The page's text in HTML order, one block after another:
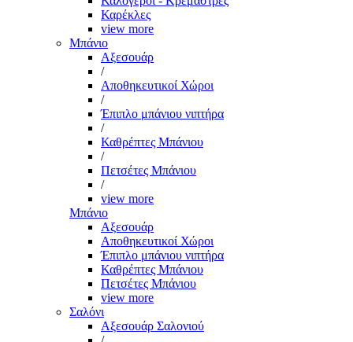
Καρέκλες
view more
Μπάνιο
Αξεσουάρ
/
Αποθηκευτικοί Χώροι
/
Έπιπλο μπάνιου νιπτήρα
/
Καθρέπτες Μπάνιου
/
Πετσέτες Μπάνιου
/
view more
Μπάνιο
Αξεσουάρ
Αποθηκευτικοί Χώροι
Έπιπλο μπάνιου νιπτήρα
Καθρέπτες Μπάνιου
Πετσέτες Μπάνιου
view more
Σαλόνι
Αξεσουάρ Σαλονιού